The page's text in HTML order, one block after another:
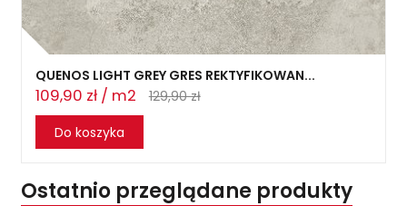
QUENOS LIGHT GREY GRES REKTYFIKOWAN...
109,90 zł / m2
129,90 zł
Do koszyka
Ostatnio przeglądane produkty